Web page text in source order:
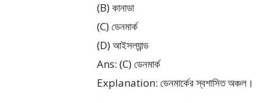
(B) কানাডা
(C) ডেনমার্ক
(D) আইসল্যান্ড
Ans: (C) ডেনমার্ক
Explanation: ডেনমার্কের স্বশাসিত অঞ্চল।